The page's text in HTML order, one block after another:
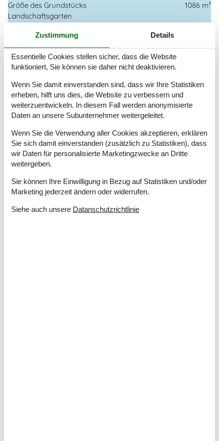
Größe des Grundstücks
1086 m²
Landschaftsgarten
Parkplatz beim Haus
Einrichtung
Anzahl Erwachsene inkl. 4-11 Jahre
Bebaute Fläche
74 m²
Ferienhaus
Gefrierkapazität (Anzahl Liter)
Waschmaschine
Wärmepumpe
Wärmepumpe Luft zu Luft
Wäschetrockner
Küche
Anzahl der Keramikkochplatten
Heißluftofen
Zustimmung Details
Essentielle Cookies stellen sicher, dass die Website
funktioniert, Sie können sie daher nicht deaktivieren.
Wenn Sie damit einverstanden sind, dass wir Ihre Statistiken
erheben, hilft uns dies, die Website zu verbessern und
weiterzuentwickeln. In diesem Fall werden anonymisierte
Daten an unsere Subunternehmer weitergeleitet.
Wenn Sie die Verwendung aller Cookies akzeptieren, erklären
Sie sich damit einverstanden (zusätzlich zu Statistiken), dass
wir Daten für personalisierte Marketingzwecke an Dritte
weitergeben.
Sie können Ihre Einwilligung in Bezug auf Statistiken und/oder
Marketing jederzeit ändern oder widerrufen.
Siehe auch unsere Datanschutzrichtlinie